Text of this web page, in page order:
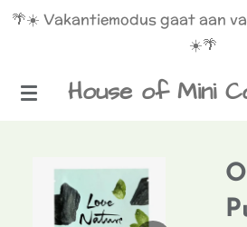
Ga
de
House of Mini
🌴☀️ Vakantiemodus gaat aan
☀️🌴